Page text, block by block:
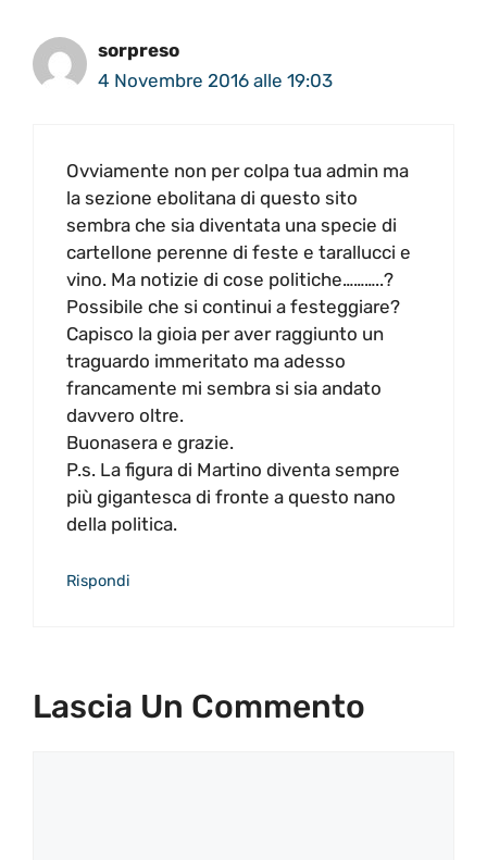
sorpreso
4 Novembre 2016 alle 19:03
Ovviamente non per colpa tua admin ma
la sezione ebolitana di questo sito
sembra che sia diventata una specie di
cartellone perenne di feste e tarallucci e
vino. Ma notizie di cose politiche………..?
Possibile che si continui a festeggiare?
Capisco la gioia per aver raggiunto un
traguardo immeritato ma adesso
francamente mi sembra si sia andato
davvero oltre.
Buonasera e grazie.
P.s. La figura di Martino diventa sempre
più gigantesca di fronte a questo nano
della politica.
Rispondi
Lascia Un Commento